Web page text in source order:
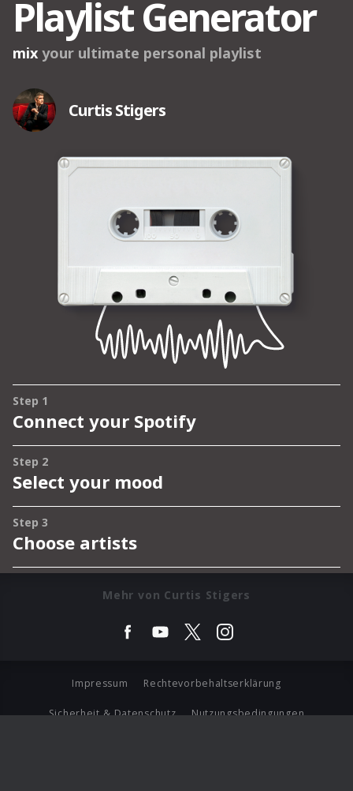
Mehr von Curtis Stigers
Impressum Rechtevorbehaltserklärung
Sicherheit & Datenschutz Nutzungsbedingungen